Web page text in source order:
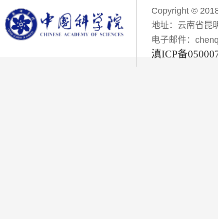
Copyright ©
地址：云南省昆
电子邮件：
滇ICP备